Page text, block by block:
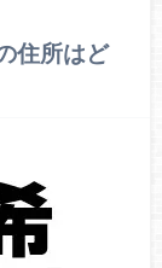
住所はど